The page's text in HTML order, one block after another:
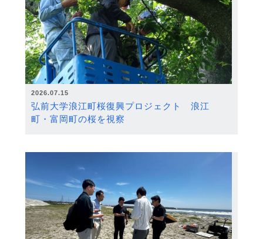
2026.07.15
弘前大学浪江町桜復興プロジェクト 浪江
町・富岡町の桜を視察